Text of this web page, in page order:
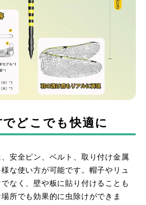
どこでも快適に
安全ピン、ベルト、取り付け金属
な使い方が可能です。帽子やリュ
なく、壁や板に貼り付けることも
所でも効果的に虫除けができま